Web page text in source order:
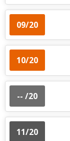
09/20
10/20
-- /20
11/20